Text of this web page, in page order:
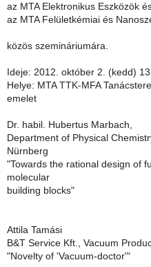
az MTA Elektronikus Eszközök
az MTA Felületkémiai és
közös szemináriumára.
Ideje: 2012. október 2. (kedd)
Helye: MTA TTK-MFA
emelet
Dr. habil. Hubertus Marbach,
Department of Physical
Nürnberg
"Towards the rational design of
molecular
building blocks"
Attila Tamási
B&T Service Kft., Vacuum
"Novelty of 'Vacuum-doctor'"